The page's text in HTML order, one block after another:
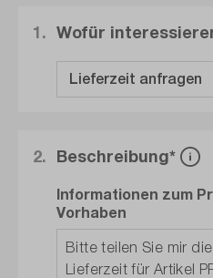
Wofür
1.
Beschreibung*
2.
Informationen zum
Vorhaben